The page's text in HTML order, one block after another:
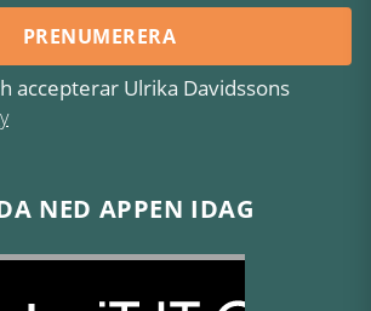
PRENUMERERA
accepterar Ulrika Davidssons
NED APPEN IDAG